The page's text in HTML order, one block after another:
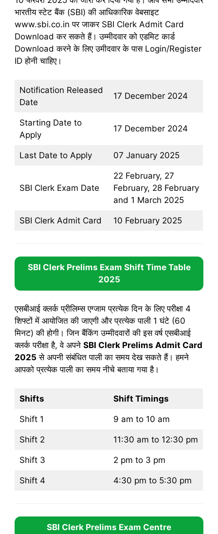
भारतीय स्टेट बैंक (SBI) की आधिकारिक वेबसाइट
www.sbi.co.in पर जाकर SBI Clerk Admit Card
Download कर सकते हैं। उम्मीदवार को एडमिट कार्ड
Download करने के लिए उमीदवार के पास Login/Register
ID होनी चाहिए।
Notification Released
Date
17 December 2024
Starting Date to
Apply
17 December 2024
Last Date to Apply 07 January 2025
SBI Clerk Exam Date
22 February, 27
February, 28 February
and 1 March 2025
SBI Clerk Admit Card 10 February 2025
SBI Clerk Prelims Exam Shift Time Table
2025
एसबीआई क्लर्क प्रीलिम्स एग्जाम प्रत्येक दिन के लिए परीक्षा 4
शिफ्टों में आयोजित की जाएगी और प्रत्येक पाली 1 घंटे (60
मिनट) की होगी। जिन बैंकिंग उम्मीदवारों की इस वर्ष एसबीआई
क्लर्क परीक्षा है, वे अपने SBI Clerk Prelims Admit Card
2025 से अपनी संबंधित पाली का समय देख सकते हैं। हमने
आपको प्रत्येक पाली का समय नीचे बताया गया है।
Shifts Shift Timings
Shift 1 9 am to 10 am
Shift 2 11:30 am to 12:30 pm
Shift 3 2 pm to 3 pm
Shift 4 4:30 pm to 5:30 pm
SBI Clerk Prelims Exam Centre